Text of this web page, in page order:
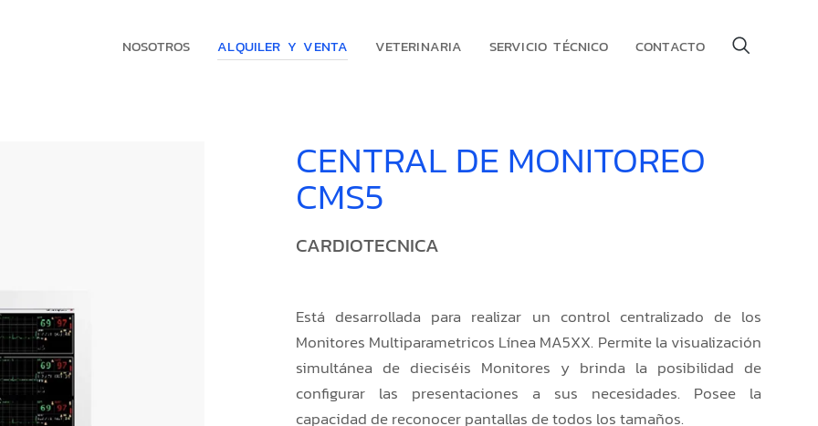
NOSOTROS ALQUILER Y VENTA VETERINARIA SERVICIO TÉCNICO CONTACTO
CENTRAL DE MONITOREO
CMS5
CARDIOTECNICA
Está desarrollada para realizar un control centralizado de los
Monitores Multiparametricos Línea MA5XX. Permite la visualización
simultánea de dieciséis Monitores y brinda la posibilidad de
configurar las presentaciones a sus necesidades. Posee la
capacidad de reconocer pantallas de todos los tamaños.